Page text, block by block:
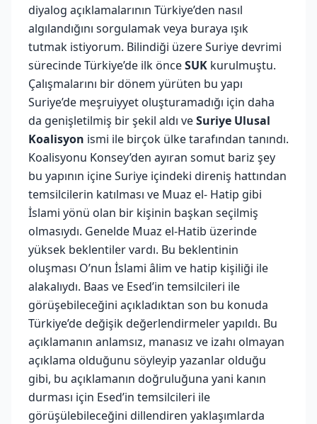
diyalog açıklamalarının Türkiye’den nasıl
algılandığını sorgulamak veya buraya ışık
tutmak istiyorum. Bilindiği üzere Suriye devrimi
sürecinde Türkiye’de ilk önceSUK kurulmuştu.
Çalışmalarını bir dönem yürüten bu yapı
Suriye’de meşruiyyet oluşturamadığı için daha
da genişletilmiş bir şekil aldı veSuriye Ulusal
Koalisyon ismi ile birçok ülke tarafından tanındı.
Koalisyonu Konsey’den ayıran somut bariz şey
bu yapının içine Suriye içindeki direniş hattından
temsilcilerin katılması ve Muaz el- Hatip gibi
İslami yönü olan bir kişinin başkan seçilmiş
olmasıydı. Genelde Muaz el-Hatib üzerinde
yüksek beklentiler vardı. Bu beklentinin
oluşması O’nun İslami âlim ve hatip kişiliği ile
alakalıydı. Baas ve Esed’in temsilcileri ile
görüşebileceğini açıkladıktan son bu konuda
Türkiye’de değişik değerlendirmeler yapıldı. Bu
açıklamanın anlamsız, manasız ve izahı olmayan
açıklama olduğunu söyleyip yazanlar olduğu
gibi, bu açıklamanın doğruluğuna yani kanın
durması için Esed’in temsilcileri ile
görüşülebileceğini dillendiren yaklaşımlarda